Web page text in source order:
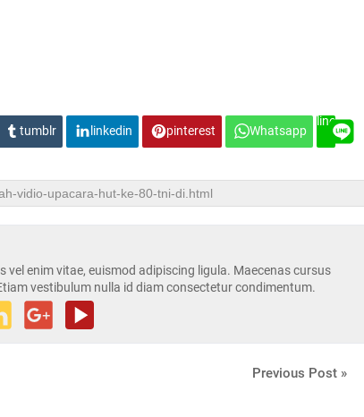
tumblr linkedin pinterest Whatsapp
line
vel enim vitae, euismod adipiscing ligula. Maecenas cursus
vestibulum nulla id diam consectetur condimentum.
Previous Post »